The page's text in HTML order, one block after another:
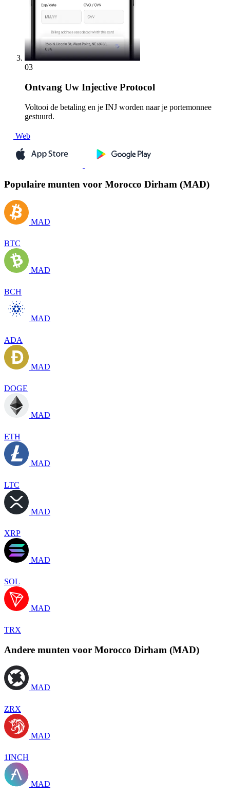
03
Ontvang Uw Injective Protocol
Voltooi de betaling en je INJ worden naar je portemonnee
gestuurd.
Web
Populaire munten voor Morocco Dirham (MAD)
MAD
BTC
MAD
BCH
MAD
ADA
MAD
DOGE
MAD
ETH
MAD
LTC
MAD
XRP
MAD
SOL
MAD
TRX
Andere munten voor Morocco Dirham (MAD)
MAD
ZRX
MAD
1INCH
MAD